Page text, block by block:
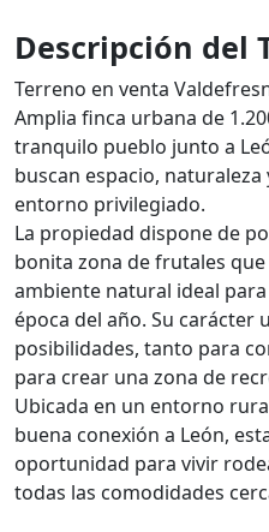
Descripción del
Terreno en venta
Amplia finca urbana de
tranquilo pueblo junto a
buscan espacio,
entorno privilegiado.
La propiedad dispone de
bonita zona de frutales
ambiente natural ideal
época del año. Su
posibilidades, tanto para
para crear una zona de
Ubicada en un entorno
buena conexión a León,
oportunidad para vivir
todas las comodidades